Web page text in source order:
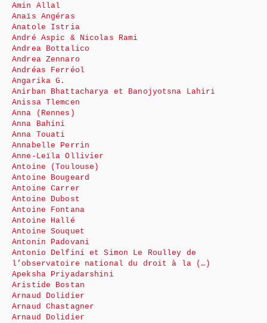
Amin Allal
Anaïs Angéras
Anatole Istria
André Aspic & Nicolas Rami
Andrea Bottalico
Andrea Zennaro
Andréas Ferréol
Angarika G.
Anirban Bhattacharya et Banojyotsna Lahiri
Anissa Tlemcen
Anna (Rennes)
Anna Bahini
Anna Touati
Annabelle Perrin
Anne-Leïla Ollivier
Antoine (Toulouse)
Antoine Bougeard
Antoine Carrer
Antoine Dubost
Antoine Fontana
Antoine Hallé
Antoine Souquet
Antonin Padovani
Antonio Delfini et Simon Le Roulley de
l’observatoire national du droit à la (…)
Apeksha Priyadarshini
Aristide Bostan
Arnaud Dolidier
Arnaud Chastagner
Arnaud Dolidier